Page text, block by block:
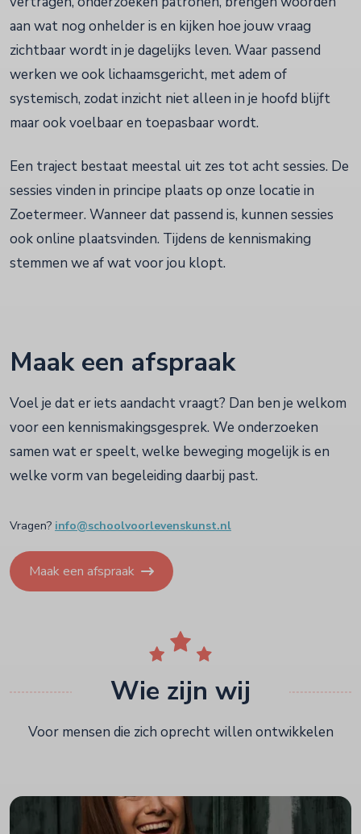
aan wat nog onhelder is en kijken hoe jouw vraag
zichtbaar wordt in je dagelijks leven. Waar passend
werken we ook lichaamsgericht, met adem of
systemisch, zodat inzicht niet alleen in je hoofd blijft
maar ook voelbaar en toepasbaar wordt.
Een traject bestaat meestal uit zes tot acht sessies. De
sessies vinden in principe plaats op onze locatie in
Zoetermeer. Wanneer dat passend is, kunnen sessies
ook online plaatsvinden. Tijdens de kennismaking
stemmen we af wat voor jou klopt.
Maak een afspraak
Voel je dat er iets aandacht vraagt? Dan ben je welkom
voor een kennismakingsgesprek. We onderzoeken
samen wat er speelt, welke beweging mogelijk is en
welke vorm van begeleiding daarbij past.
Vragen? info@schoolvoorlevenskunst.nl
Maak een afspraak
Wie zijn wij
Voor mensen die zich oprecht willen ontwikkelen